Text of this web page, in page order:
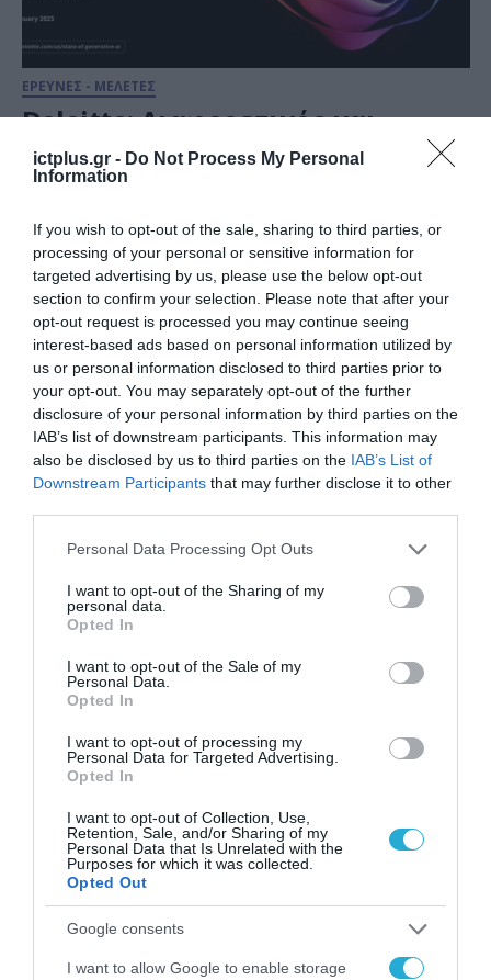
ictplus.gr - Do Not Process My Personal
Information
If you wish to opt-out of the sale, sharing to third parties, or
processing of your personal or sensitive information for
targeted advertising by us, please use the below opt-out
section to confirm your selection. Please note that after your
opt-out request is processed you may continue seeing
interest-based ads based on personal information utilized by
us or personal information disclosed to third parties prior to
your opt-out. You may separately opt-out of the further
disclosure of your personal information by third parties on the
IAB’s list of downstream participants. This information may
also be disclosed by us to third parties on the IAB’s List of
Downstream Participants that may further disclose it to other
Please note that this website/app uses one or more Google
not limited to your visit or usage behaviour. You may click to
grant or deny consent to Google and its third-party tags to
use your data for below specified purposes in below Google
consent section.
Personal Data Processing Opt Outs
I want to opt-out of the Sharing of my
personal data.
Opted In
I want to opt-out of the Sale of my
Personal Data.
Opted In
I want to opt-out of processing my
Personal Data for Targeted Advertising.
Opted In
I want to opt-out of Collection, Use,
Retention, Sale, and/or Sharing of my
Personal Data that Is Unrelated with the
Purposes for which it was collected.
Opted Out
Google consents
I want to allow Google to enable storage
ΕΡΕΥΝΕΣ - ΜΕΛΕΤΕΣ
Deloitte: Διαφορετικός και
βραδύτερος ο ρυθμός υιοθέτησής
του Gen AI από τις επιχειρήσεις
Check Point: Ενίσχυση την
διαχείρισης ασφάλειας της
πλατφόρμας Infinity μέσω ΤΝ
ARTIFICIAL INTELLIGENCE (AI)